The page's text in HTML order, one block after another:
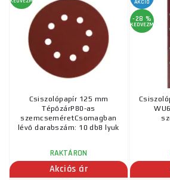
Csiszolópapír 125 mm
TépőzárP80-as
szemcseméretCsomagban
lévő darabszám: 10 db8 lyuk
RAKTÁRON
Akciós ár
AKCIÓ
-28 %
KEDVEZMÉNY